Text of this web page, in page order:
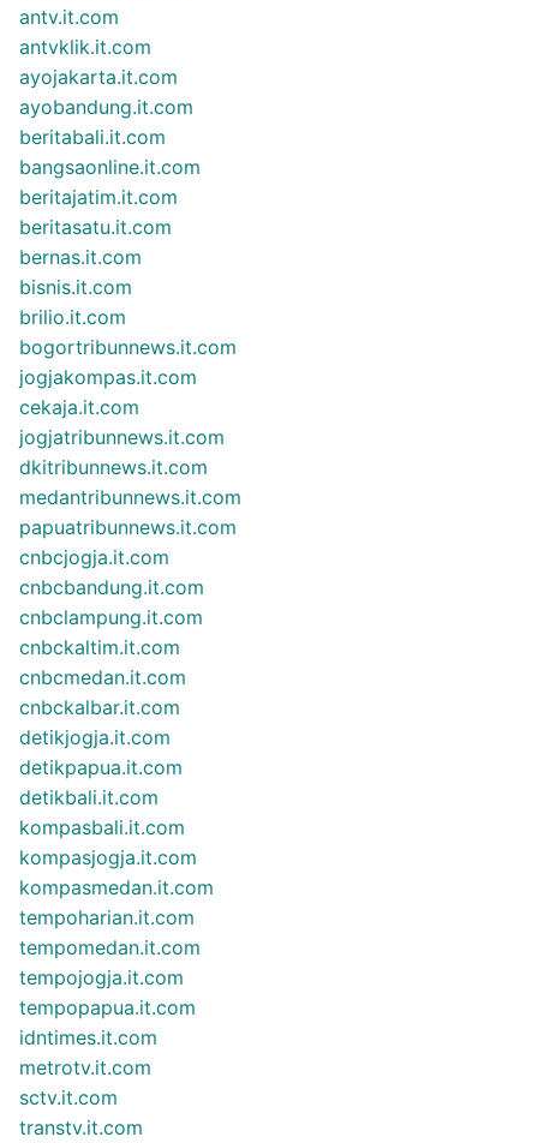
antv.it.com
antvklik.it.com
ayojakarta.it.com
ayobandung.it.com
beritabali.it.com
bangsaonline.it.com
beritajatim.it.com
beritasatu.it.com
bernas.it.com
bisnis.it.com
brilio.it.com
bogortribunnews.it.com
jogjakompas.it.com
cekaja.it.com
jogjatribunnews.it.com
dkitribunnews.it.com
medantribunnews.it.com
papuatribunnews.it.com
cnbcjogja.it.com
cnbcbandung.it.com
cnbclampung.it.com
cnbckaltim.it.com
cnbcmedan.it.com
cnbckalbar.it.com
detikjogja.it.com
detikpapua.it.com
detikbali.it.com
kompasbali.it.com
kompasjogja.it.com
kompasmedan.it.com
tempoharian.it.com
tempomedan.it.com
tempojogja.it.com
tempopapua.it.com
idntimes.it.com
metrotv.it.com
sctv.it.com
transtv.it.com